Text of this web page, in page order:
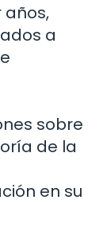
años,
a
sobre
de la
en su